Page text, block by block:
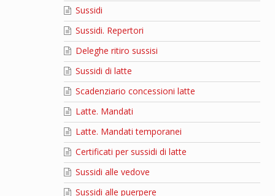
Sussidi
Sussidi. Repertori
Deleghe ritiro sussisi
Sussidi di latte
Scadenziario concessioni latte
Latte. Mandati
Latte. Mandati temporanei
Certificati per sussidi di latte
Sussidi alle vedove
Sussidi alle puerpere